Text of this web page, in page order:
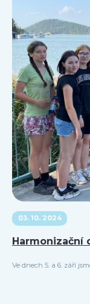
03. 10. 2024
Harmonizační
Ve dnech 5. a 6. září